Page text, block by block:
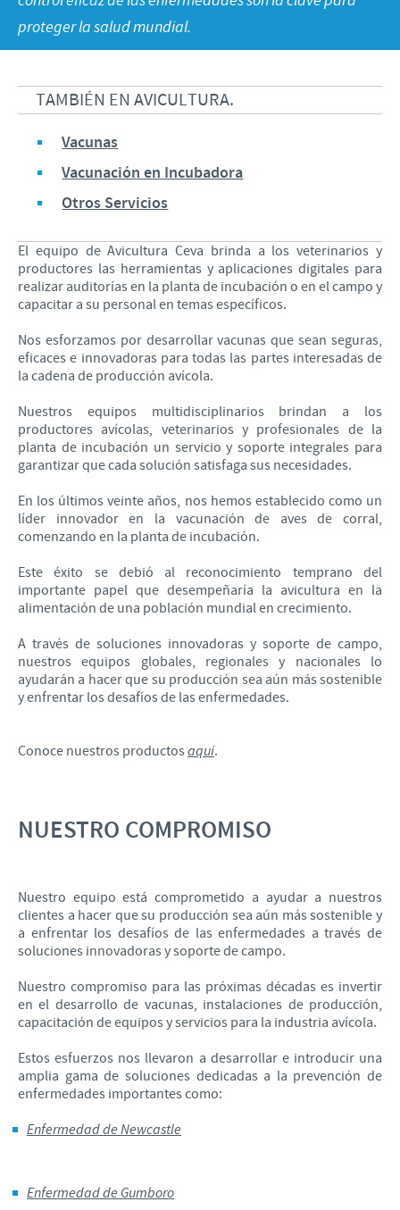
Perfil de la Compañía
Enfoque sobre la responsabilidad
Programas de Ayuda
proteger la salud mundial.
TAMBIÉN EN AVICULTURA.
Vacunas
Vacunación en Incubadora
Otros Servicios
El equipo de Avicultura Ceva brinda a los veterinarios y
productores las herramientas y aplicaciones digitales para
realizar auditorías en la planta de incubación o en el campo y
capacitar a su personal en temas específicos.
Nos esforzamos por desarrollar vacunas que sean seguras,
eficaces e innovadoras para todas las partes interesadas de
la cadena de producción avícola.
Nuestros equipos multidisciplinarios brindan a los
productores avícolas, veterinarios y profesionales de la
planta de incubación un servicio y soporte integrales para
garantizar que cada solución satisfaga sus necesidades.
En los últimos veinte años, nos hemos establecido como un
líder innovador en la vacunación de aves de corral,
comenzando en la planta de incubación.
Este éxito se debió al reconocimiento temprano del
importante papel que desempeñaría la avicultura en la
alimentación de una población mundial en crecimiento.
A través de soluciones innovadoras y soporte de campo,
nuestros equipos globales, regionales y nacionales lo
ayudarán a hacer que su producción sea aún más sostenible
y enfrentar los desafíos de las enfermedades.
Conoce nuestros productosaquí.
NUESTRO COMPROMISO
Nuestro equipo está comprometido a ayudar a nuestros
clientes a hacer que su producción sea aún más sostenible y
a enfrentar los desafíos de las enfermedades a través de
soluciones innovadoras y soporte de campo.
Nuestro compromiso para las próximas décadas es invertir
en el desarrollo de vacunas, instalaciones de producción,
capacitación de equipos y servicios para la industria avícola.
Estos esfuerzos nos llevaron a desarrollar e introducir una
amplia gama de soluciones dedicadas a la prevención de
enfermedades importantes como:
Enfermedad de Newcastle
Enfermedad de Gumboro